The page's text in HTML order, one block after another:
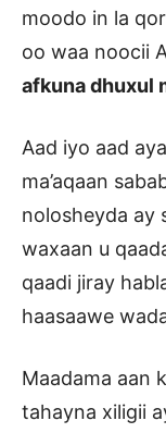
moodo in la
oo waa noocii
afkuna dhuxul
Aad iyo aad
ma’aqaan
nolosheyda ay
waxaan u
qaadi jiray
haasaawe
Maadama aan
tahayna xiligii